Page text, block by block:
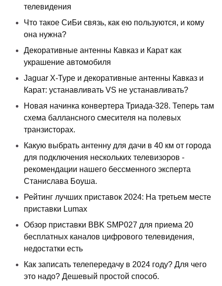
телевидения
Что такое СиБи связь, как ею пользуются, и кому
она нужна?
Декоративные антенны Кавказ и Карат как
украшение автомобиля
Jaguar X-Type и декоративные антенны Кавказ и
Карат: устанавливать VS не устанавливать?
Новая начинка конвертера Триада-328. Теперь там
схема баллансного смесителя на полевых
транзисторах.
Какую выбрать антенну для дачи в 40 км от города
для подключения нескольких телевизоров -
рекомендации нашего бессменного эксперта
Станислава Боуша.
Рейтинг лучших приставок 2024: На третьем месте
приставки Lumax
Обзор приставки BBK SMP027 для приема 20
бесплатных каналов цифрового телевидения,
недостатки есть
Как записать телепередачу в 2024 году? Для чего
это надо? Дешевый простой способ.